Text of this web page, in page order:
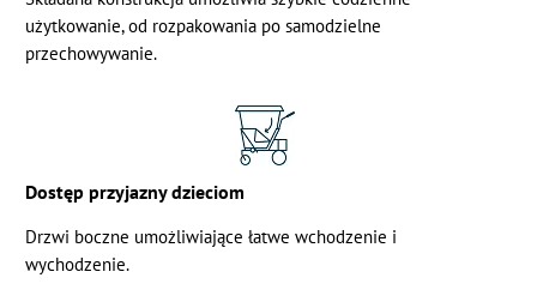
użytkowanie, od rozpakowania po samodzielne
przechowywanie.
Dostęp przyjazny dzieciom
Drzwi boczne umożliwiające łatwe wchodzenie i
wychodzenie.